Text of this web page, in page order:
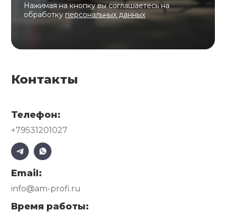
Нажимая на кнопку вы соглашаетесь на
обработкуперсональных данных
Контакты
Телефон:
+79531201027
Email:
info@am-profi.ru
Время работы: